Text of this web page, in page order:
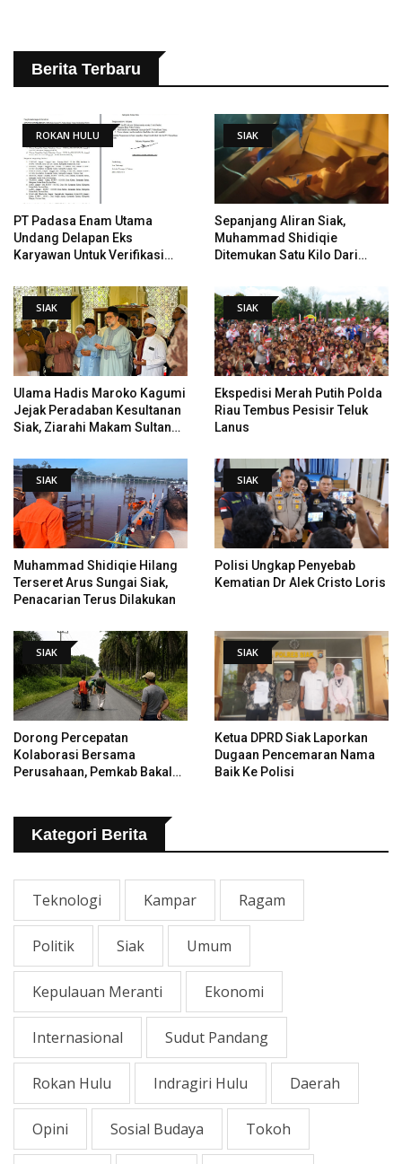
Berita Terbaru
ROKAN HULU
PT Padasa Enam Utama
Undang Delapan Eks
Karyawan Untuk Verifikasi
PHI
SIAK
Sepanjang Aliran Siak,
Muhammad Shidiqie
Ditemukan Satu Kilo Dari
SIAK
Ulama Hadis Maroko Kagumi
Jejak Peradaban Kesultanan
Siak, Ziarahi Makam Sultan
SIAK
Ekspedisi Merah Putih Polda
Riau Tembus Pesisir Teluk
Lanus
SIAK
Muhammad Shidiqie Hilang
Terseret Arus Sungai Siak,
Penacarian Terus Dilakukan
SIAK
Polisi Ungkap Penyebab
Kematian Dr Alek Cristo Loris
SIAK
Dorong Percepatan
Kolaborasi Bersama
Perusahaan, Pemkab Bakal
SIAK
Ketua DPRD Siak Laporkan
Dugaan Pencemaran Nama
Baik Ke Polisi
Kategori Berita
Teknologi Kampar Ragam
Politik Siak Umum
Kepulauan Meranti Ekonomi
Internasional Sudut Pandang
Rokan Hulu Indragiri Hulu Daerah
Opini Sosial Budaya Tokoh